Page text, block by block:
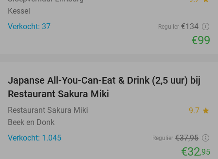
Kessel
Verkocht: 37
Regulier €134
€99
13%
Japanse All-You-Can-Eat & Drink (2,5 uur) bij
Restaurant Sakura Miki
Restaurant Sakura Miki 9.7 star
Beek en Donk
Verkocht: 1.045
Regulier €37,95
€32,95